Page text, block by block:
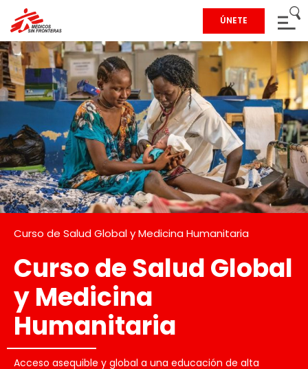
ÚNETE
Curso de Salud Global y Medicina Humanitaria
Curso de Salud Global
y Medicina
Humanitaria
Acceso asequible y global a una educación de alta